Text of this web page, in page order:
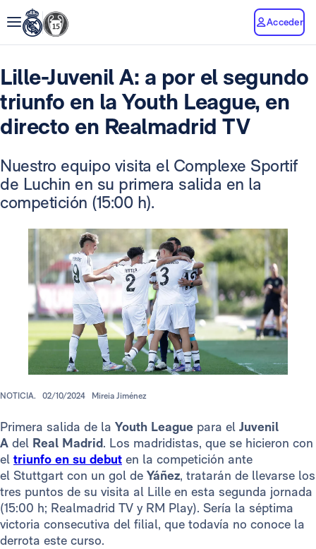
Acceder
Lille-Juvenil A: a por el segundo
triunfo en la Youth League, en
directo en Realmadrid TV
Nuestro equipo visita el Complexe Sportif
de Luchin en su primera salida en la
competición (15:00 h).
NOTICIA. 02/10/2024 Mireia Jiménez
Primera salida de la Youth League para el Juvenil
A del Real Madrid. Los madridistas, que se hicieron con
el triunfo en su debut en la competición ante
el Stuttgart con un gol de Yáñez, tratarán de llevarse los
tres puntos de su visita al Lille en esta segunda jornada
(15:00 h; Realmadrid TV y RM Play). Sería la séptima
victoria consecutiva del filial, que todavía no conoce la
derrota este curso.